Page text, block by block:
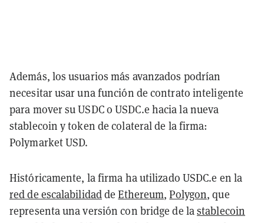
Además, los usuarios más avanzados podrían
necesitar usar una función de contrato inteligente
para mover su USDC o USDC.e hacia la nueva
stablecoin y token de colateral de la firma:
Polymarket USD.
Históricamente, la firma ha utilizado USDC.e en la
red de escalabilidaddeEthereum,Polygon, que
representa una versión con bridge de lastablecoin